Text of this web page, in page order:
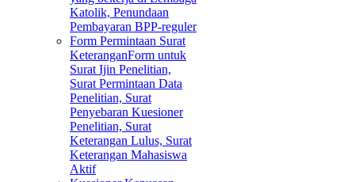
Katolik, Penundaan
Pembayaran BPP-reguler
Form Permintaan Surat
KeteranganForm untuk
Surat Ijin Penelitian,
Surat Permintaan Data
Penelitian, Surat
Penyebaran Kuesioner
Penelitian, Surat
Keterangan Lulus, Surat
Keterangan Mahasiswa
Aktif